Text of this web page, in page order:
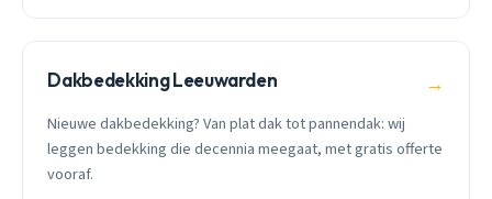
Dakbedekking Leeuwarden →
Nieuwe dakbedekking? Van plat dak tot pannendak: wij
leggen bedekking die decennia meegaat, met gratis offerte
vooraf.